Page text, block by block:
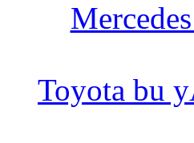
Toyota bu